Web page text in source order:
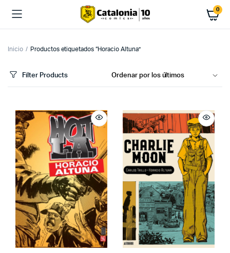
0
Inicio Productos etiquetados “Horacio Altuna”
Filter Products